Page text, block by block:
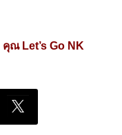
คุณ Let’s Go NK